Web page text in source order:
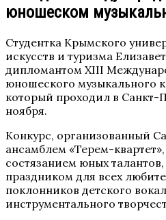
юношеском
Студентка Крымского
искусств и туризма
дипломантом ХIII
юношеского музыкального
который проходил в Санкт-
ноября.
Конкурс, организованный
ансамблем «Терем-
состязанием юных
праздником для всех
поклонников детского
инструментального